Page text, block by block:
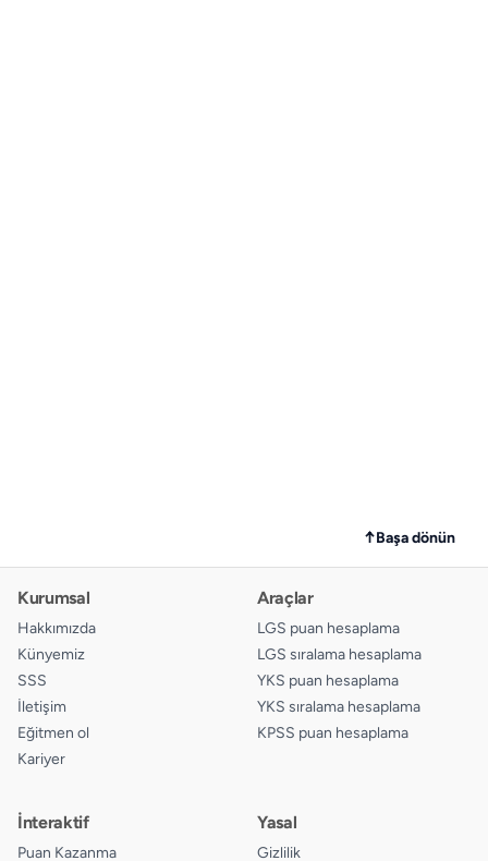
↑Başa dönün
Kurumsal
Hakkımızda
Künyemiz
SSS
İletişim
Eğitmen ol
Kariyer
Araçlar
LGS puan hesaplama
LGS sıralama hesaplama
YKS puan hesaplama
YKS sıralama hesaplama
KPSS puan hesaplama
İnteraktif
Puan Kazanma
Yasal
Gizlilik